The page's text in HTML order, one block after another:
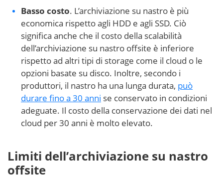
Basso costo. L’archiviazione su nastro è più
economica rispetto agli HDD e agli SSD. Ciò
significa anche che il costo della scalabilità
dell’archiviazione su nastro offsite è inferiore
rispetto ad altri tipi di storage come il cloud o le
opzioni basate su disco. Inoltre, secondo i
produttori, il nastro ha una lunga durata, può
durare fino a 30 anni se conservato in condizioni
adeguate. Il costo della conservazione dei dati nel
cloud per 30 anni è molto elevato.
Limiti dell’archiviazione su nastro
offsite